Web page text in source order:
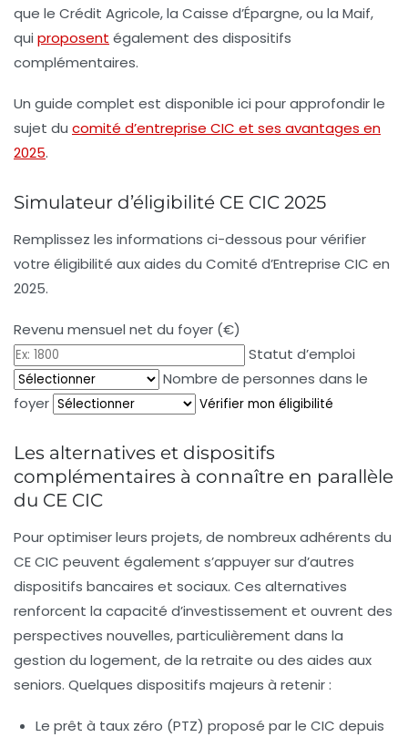
que le Crédit Agricole, la Caisse d’Épargne, ou la Maif,
qui proposent également des dispositifs
complémentaires.
Un guide complet est disponible ici pour approfondir le
sujet du comité d’entreprise CIC et ses avantages en
2025.
Simulateur d’éligibilité CE CIC 2025
Remplissez les informations ci-dessous pour vérifier
votre éligibilité aux aides du Comité d’Entreprise CIC en
2025.
Revenu mensuel net du foyer (€)
Statut d’emploi
Nombre de personnes dans le
foyer
Vérifier mon éligibilité
Les alternatives et dispositifs
complémentaires à connaître en parallèle
du CE CIC
Pour optimiser leurs projets, de nombreux adhérents du
CE CIC peuvent également s’appuyer sur d’autres
dispositifs bancaires et sociaux. Ces alternatives
renforcent la capacité d’investissement et ouvrent des
perspectives nouvelles, particulièrement dans la
gestion du logement, de la retraite ou des aides aux
seniors. Quelques dispositifs majeurs à retenir :
Le prêt à taux zéro (PTZ) proposé par le CIC depuis